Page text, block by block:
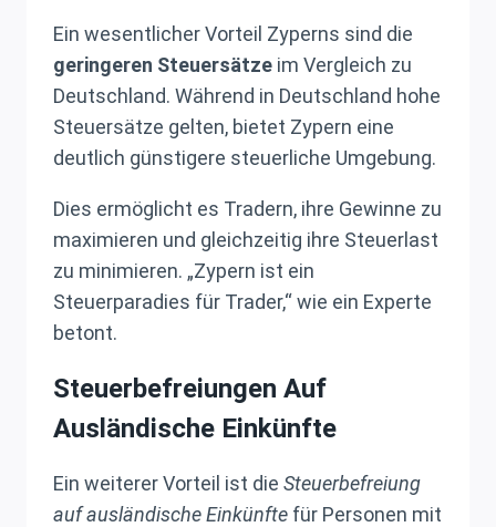
Ein wesentlicher Vorteil Zyperns sind die
geringeren Steuersätze im Vergleich zu
Deutschland. Während in Deutschland hohe
Steuersätze gelten, bietet Zypern eine
deutlich günstigere steuerliche Umgebung.
Dies ermöglicht es Tradern, ihre Gewinne zu
maximieren und gleichzeitig ihre Steuerlast
zu minimieren. „Zypern ist ein
Steuerparadies für Trader,“ wie ein Experte
betont.
Steuerbefreiungen Auf
Ausländische Einkünfte
Ein weiterer Vorteil ist die Steuerbefreiung
auf ausländische Einkünfte für Personen mit